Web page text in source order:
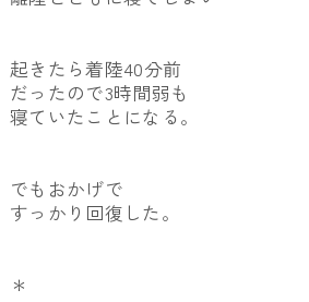
起きたら着陸40分前
だったので3時間弱も
寝ていたことになる。
でもおかげで
すっかり回復した。
＊